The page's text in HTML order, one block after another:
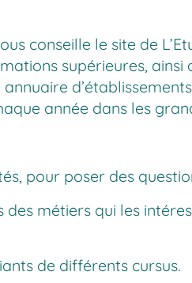
conseille le site de
supérieures, ainsi
année dans les
pour poser des
métiers qui les
de différents cursus.